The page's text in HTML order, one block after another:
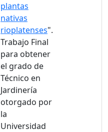
plantas
nativas
rioplatenses".
Trabajo Final
para obtener
el grado de
Técnico en
Jardinería
otorgado por
la
Universidad